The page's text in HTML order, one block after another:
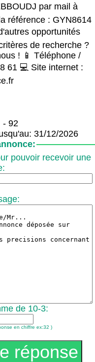
par mail à
référence : GYN8614
opportunités
de recherche ?
! 📱 Téléphone /
61 💻 Site internet :
- 92
31/12/2026
pouvoir recevoir une
de 10-3:
en chiffre ex:32 )